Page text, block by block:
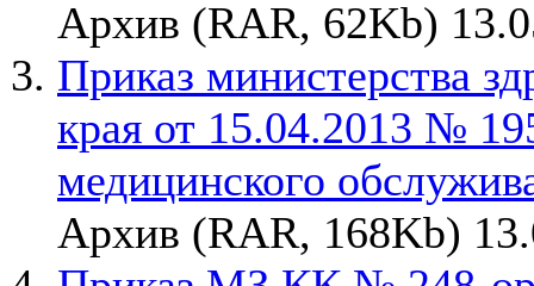
Архив (RAR, 62Kb)
Приказ министерства
края от 15.04.2013 №
медицинского
Архив (RAR, 168Kb)